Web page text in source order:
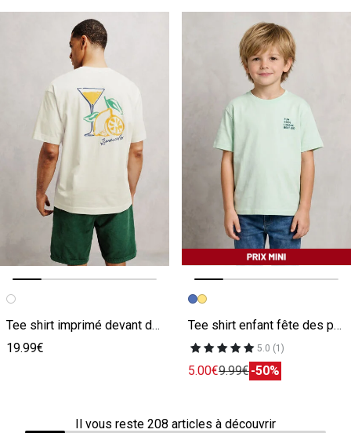
Image précédente
Image suivante
Tee shirt imprimé devant dos Limoncello
19.99€
Image précédente
Image suivante
Tee shirt enfant fête des pères imprimé poitrine
5.0 (1)
5.00€9.99€-50%
Il vous reste 208 articles à découvrir